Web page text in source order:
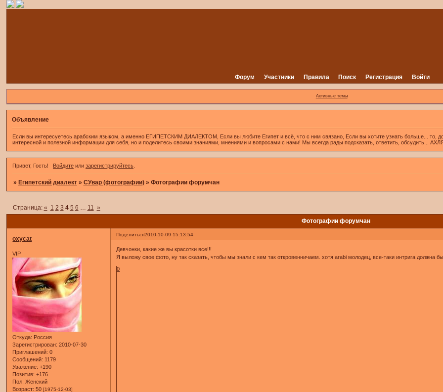
Форум Участники Правила Поиск Регистрация Войти
Активные темы
Объявление
Если вы интересуетесь арабским языком, а именно ЕГИПЕТСКИМ ДИАЛЕКТОМ, Если вы любите Египет и всё, что с ним связано, Если вы хотите узнать больше... то,
интересной и полезной информации для себя, но и поделитесь своими знаниями, мнениями и вопросами с нами! Мы всегда рады подсказать, ответить, обсудить...
Привет, Гость! Войдитеили зарегистрируйтесь.
» Египетский диалект » СУвар (фотографии) » Фотографии форумчан
Фотографии форумчан
Страница: « 1 2 3 4 5 6 11 »
Поделиться2010-10-09 15:13:54
oxycat
VIP
Откуда: Россия
Зарегистрирован: 2010-07-30
Приглашений: 0
Сообщений: 1179
Уважение: +190
Позитив: +176
Пол: Женский
Возраст: 50[1975-12-03]
Девчонки, какие же вы красотки все!!!
Я выложу свое фото, ну так сказать, чтобы мы знали с кем так откровенничаем. хотя arabi молодец, все-таки интрига должна
0